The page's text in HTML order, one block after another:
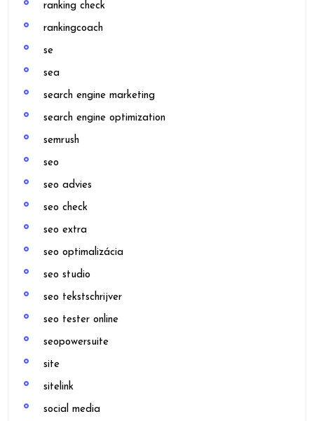
ranking check
rankingcoach
se
sea
search engine marketing
search engine optimization
semrush
seo
seo advies
seo check
seo extra
seo optimalizácia
seo studio
seo tekstschrijver
seo tester online
seopowersuite
site
sitelink
social media